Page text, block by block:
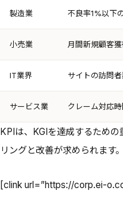
製造業 不良率1%以下
小売業 月間新規顧客
IT業界 サイトの訪問
サービス業 クレーム対応
KPIは、KGIを達成するため
リングと改善が求められます。
[clink url=”https://corp.ei-